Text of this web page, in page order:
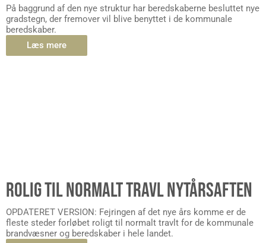
På baggrund af den nye struktur har beredskaberne besluttet nye
gradstegn, der fremover vil blive benyttet i de kommunale
beredskaber.
Læs mere
ROLIG TIL NORMALT TRAVL NYTÅRSAFTEN
OPDATERET VERSION: Fejringen af det nye års komme er de
fleste steder forløbet roligt til normalt travlt for de kommunale
brandvæsner og beredskaber i hele landet.